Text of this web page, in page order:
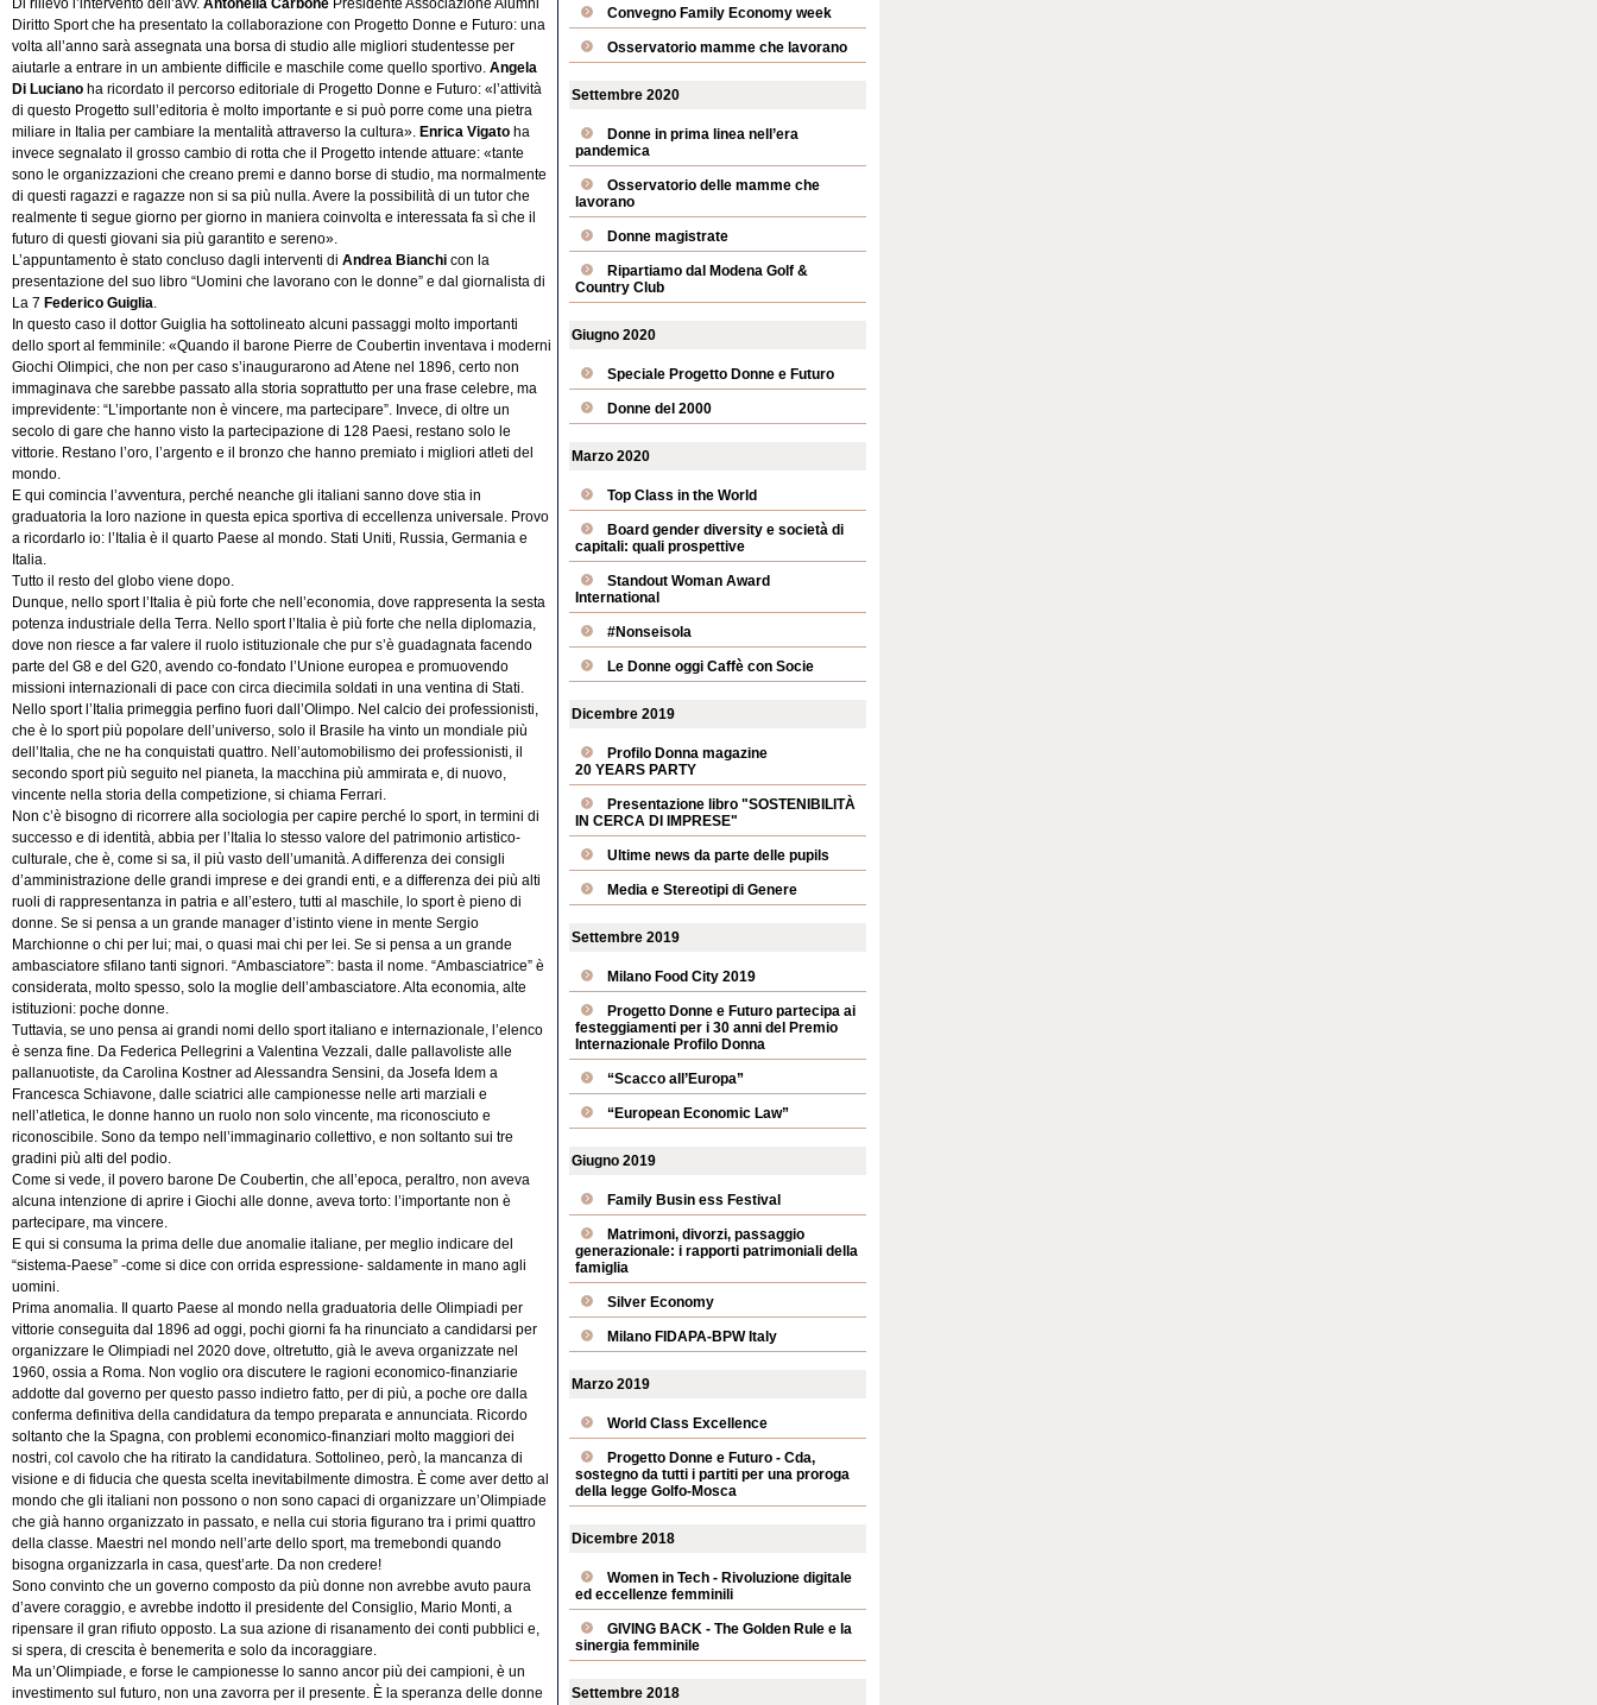
Diritto Sport che ha presentato la collaborazione con Progetto Donne e Futuro: una
volta all’anno sarà assegnata una borsa di studio alle migliori studentesse per
aiutarle a entrare in un ambiente difficile e maschile come quello sportivo. Angela
Di Luciano ha ricordato il percorso editoriale di Progetto Donne e Futuro: «l’attività
di questo Progetto sull’editoria è molto importante e si può porre come una pietra
miliare in Italia per cambiare la mentalità attraverso la cultura». Enrica Vigato ha
invece segnalato il grosso cambio di rotta che il Progetto intende attuare: «tante
sono le organizzazioni che creano premi e danno borse di studio, ma normalmente
di questi ragazzi e ragazze non si sa più nulla. Avere la possibilità di un tutor che
realmente ti segue giorno per giorno in maniera coinvolta e interessata fa sì che il
futuro di questi giovani sia più garantito e sereno».
L’appuntamento è stato concluso dagli interventi di Andrea Bianchi con la
presentazione del suo libro “Uomini che lavorano con le donne” e dal giornalista di
La 7 Federico Guiglia
In questo caso il dottor Guiglia ha sottolineato alcuni passaggi molto importanti
dello sport al femminile: «Quando il barone Pierre de Coubertin inventava i moderni
Giochi Olimpici, che non per caso s’inaugurarono ad Atene nel 1896, certo non
immaginava che sarebbe passato alla storia soprattutto per una frase celebre, ma
imprevidente: “L’importante non è vincere, ma partecipare”. Invece, di oltre un
secolo di gare che hanno visto la partecipazione di 128 Paesi, restano solo le
vittorie. Restano l’oro, l’argento e il bronzo che hanno premiato i migliori atleti del
mondo.
E qui comincia l’avventura, perché neanche gli italiani sanno dove stia in
graduatoria la loro nazione in questa epica sportiva di eccellenza universale. Provo
a ricordarlo io: l’Italia è il quarto Paese al mondo. Stati Uniti, Russia, Germania e
Italia.
Tutto il resto del globo viene dopo.
Dunque, nello sport l’Italia è più forte che nell’economia, dove rappresenta la sesta
potenza industriale della Terra. Nello sport l’Italia è più forte che nella diplomazia,
dove non riesce a far valere il ruolo istituzionale che pur s’è guadagnata facendo
parte del G8 e del G20, avendo co-fondato l’Unione europea e promuovendo
missioni internazionali di pace con circa diecimila soldati in una ventina di Stati.
Nello sport l’Italia primeggia perfino fuori dall’Olimpo. Nel calcio dei professionisti,
che è lo sport più popolare dell’universo, solo il Brasile ha vinto un mondiale più
dell’Italia, che ne ha conquistati quattro. Nell’automobilismo dei professionisti, il
secondo sport più seguito nel pianeta, la macchina più ammirata e, di nuovo,
vincente nella storia della competizione, si chiama Ferrari.
Non c’è bisogno di ricorrere alla sociologia per capire perché lo sport, in termini di
successo e di identità, abbia per l’Italia lo stesso valore del patrimonio artistico-
culturale, che è, come si sa, il più vasto dell’umanità. A differenza dei consigli
d’amministrazione delle grandi imprese e dei grandi enti, e a differenza dei più alti
ruoli di rappresentanza in patria e all’estero, tutti al maschile, lo sport è pieno di
donne. Se si pensa a un grande manager d’istinto viene in mente Sergio
Marchionne o chi per lui; mai, o quasi mai chi per lei. Se si pensa a un grande
ambasciatore sfilano tanti signori. “Ambasciatore”: basta il nome. “Ambasciatrice” è
considerata, molto spesso, solo la moglie dell’ambasciatore. Alta economia, alte
istituzioni: poche donne.
Tuttavia, se uno pensa ai grandi nomi dello sport italiano e internazionale, l’elenco
è senza fine. Da Federica Pellegrini a Valentina Vezzali, dalle pallavoliste alle
pallanuotiste, da Carolina Kostner ad Alessandra Sensini, da Josefa Idem a
Francesca Schiavone, dalle sciatrici alle campionesse nelle arti marziali e
nell’atletica, le donne hanno un ruolo non solo vincente, ma riconosciuto e
riconoscibile. Sono da tempo nell’immaginario collettivo, e non soltanto sui tre
gradini più alti del podio.
Come si vede, il povero barone De Coubertin, che all’epoca, peraltro, non aveva
alcuna intenzione di aprire i Giochi alle donne, aveva torto: l’importante non è
partecipare, ma vincere.
E qui si consuma la prima delle due anomalie italiane, per meglio indicare del
“sistema-Paese” -come si dice con orrida espressione- saldamente in mano agli
uomini.
Prima anomalia. Il quarto Paese al mondo nella graduatoria delle Olimpiadi per
vittorie conseguita dal 1896 ad oggi, pochi giorni fa ha rinunciato a candidarsi per
organizzare le Olimpiadi nel 2020 dove, oltretutto, già le aveva organizzate nel
1960, ossia a Roma. Non voglio ora discutere le ragioni economico-finanziarie
addotte dal governo per questo passo indietro fatto, per di più, a poche ore dalla
conferma definitiva della candidatura da tempo preparata e annunciata. Ricordo
soltanto che la Spagna, con problemi economico-finanziari molto maggiori dei
nostri, col cavolo che ha ritirato la candidatura. Sottolineo, però, la mancanza di
visione e di fiducia che questa scelta inevitabilmente dimostra. È come aver detto al
mondo che gli italiani non possono o non sono capaci di organizzare un’Olimpiade
che già hanno organizzato in passato, e nella cui storia figurano tra i primi quattro
della classe. Maestri nel mondo nell’arte dello sport, ma tremebondi quando
bisogna organizzarla in casa, quest’arte. Da non credere!
Sono convinto che un governo composto da più donne non avrebbe avuto paura
d’avere coraggio, e avrebbe indotto il presidente del Consiglio, Mario Monti, a
ripensare il gran rifiuto opposto. La sua azione di risanamento dei conti pubblici e,
si spera, di crescita è benemerita e solo da incoraggiare.
Ma un’Olimpiade, e forse le campionesse lo sanno ancor più dei campioni, è un
investimento sul futuro, non una zavorra per il presente. È la speranza delle donne
Convegno Family Economy week
Osservatorio mamme che lavorano
Settembre 2020
Donne in prima linea nell’era
pandemica
Osservatorio delle mamme che
lavorano
Donne magistrate
Ripartiamo dal Modena Golf &
Country Club
Giugno 2020
Speciale Progetto Donne e Futuro
Donne del 2000
Marzo 2020
Top Class in the World
Board gender diversity e società di
capitali: quali prospettive
Standout Woman Award
International
#Nonseisola
Le Donne oggi Caffè con Socie
Dicembre 2019
Profilo Donna magazine
20 YEARS PARTY
Presentazione libro "SOSTENIBILITÀ
IN CERCA DI IMPRESE"
Ultime news da parte delle pupils
Media e Stereotipi di Genere
Settembre 2019
Milano Food City 2019
Progetto Donne e Futuro partecipa ai
festeggiamenti per i 30 anni del Premio
Internazionale Profilo Donna
“Scacco all’Europa”
“European Economic Law”
Giugno 2019
Family Busin ess Festival
Matrimoni, divorzi, passaggio
generazionale: i rapporti patrimoniali della
famiglia
Silver Economy
Milano FIDAPA-BPW Italy
Marzo 2019
World Class Excellence
Progetto Donne e Futuro - Cda,
sostegno da tutti i partiti per una proroga
della legge Golfo-Mosca
Dicembre 2018
Women in Tech - Rivoluzione digitale
ed eccellenze femminili
GIVING BACK - The Golden Rule e la
sinergia femminile
Settembre 2018